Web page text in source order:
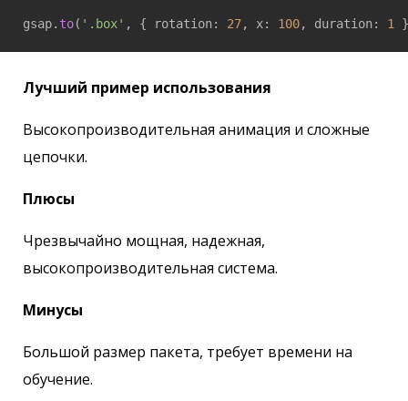
gsap. to( '.box' , { rotation: 27, x: 100, duration: 1
Лучший пример использования
Высокопроизводительная анимация и сложные
цепочки.
Плюсы
Чрезвычайно мощная, надежная,
высокопроизводительная система.
Минусы
Большой размер пакета, требует времени на
обучение.